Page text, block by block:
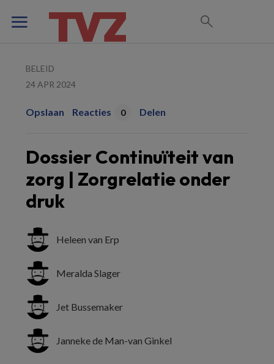
BELEID
24 APR 2024
Opslaan Reacties 0 Delen
Dossier Continuïteit van
zorg | Zorgrelatie onder
druk
Heleen van Erp
Meralda Slager
Jet Bussemaker
Janneke de Man-van Ginkel